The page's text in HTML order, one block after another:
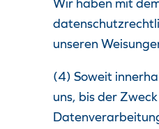
Wir haben mit
unseren
(4) Soweit
uns, bis der